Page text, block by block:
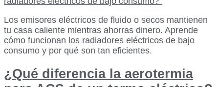
Los emisores eléctricos de fluido o secos mantienen
tu casa caliente mientras ahorras dinero. Aprende
cómo funcionan los radiadores eléctricos de bajo
consumo y por qué son tan eficientes.
¿Qué diferencia la aerotermia